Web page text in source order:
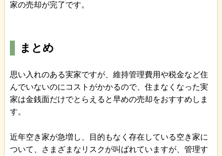
家の売却が完了です。
まとめ
思い入れのある実家ですが、維持管理費用や税金など住
んでいないのにコストがかかるので、住まなくなった実
家は金銭面だけでとらえると早めの売却をおすすめしま
す。
近年空き家が急増し、目的もなく存在している空き家に
ついて、さまざまなリスクが叫ばれていますが、管理す